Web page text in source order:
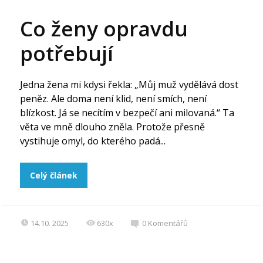
Co ženy opravdu
potřebují
Jedna žena mi kdysi řekla: „Můj muž vydělává dost
peněz. Ale doma není klid, není smích, není
blízkost. Já se necítím v bezpečí ani milovaná.“ Ta
věta ve mně dlouho zněla. Protože přesně
vystihuje omyl, do kterého padá...
Celý článek
14.10. 2025 630x 0 Komentářů